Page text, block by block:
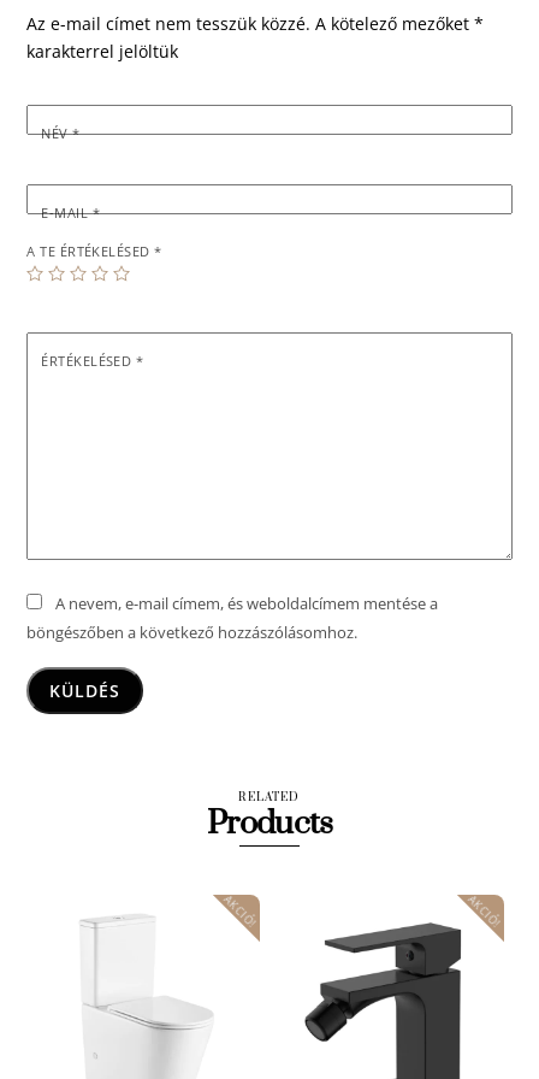
Az e-mail címet nem tesszük közzé. A kötelező mezőket*
karakterrel jelöltük
NÉV*
E-MAIL*
A TE ÉRTÉKELÉSED*
ÉRTÉKELÉSED *
A nevem, e-mail címem, és weboldalcímem mentése a
böngészőben a következő hozzászólásomhoz.
RELATED
Products
AKCIÓ! AKCIÓ!